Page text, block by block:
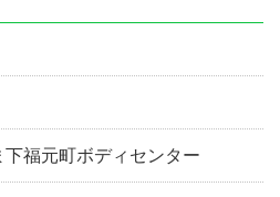
福元町ボディセンター